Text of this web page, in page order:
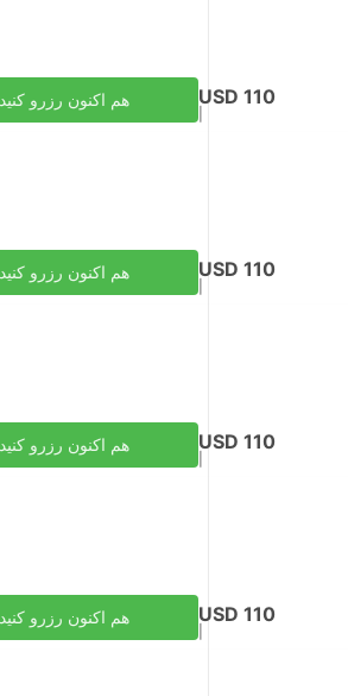
USD 110
مالیات‌ها لحاظ شده
به ازای هر بزرگسال
هم اکنون رزرو کنید
USD 110
مالیات‌ها لحاظ شده
به ازای هر بزرگسال
هم اکنون رزرو کنید
USD 110
مالیات‌ها لحاظ شده
به ازای هر بزرگسال
هم اکنون رزرو کنید
USD 110
مالیات‌ها لحاظ شده
به ازای هر بزرگسال
هم اکنون رزرو کنید